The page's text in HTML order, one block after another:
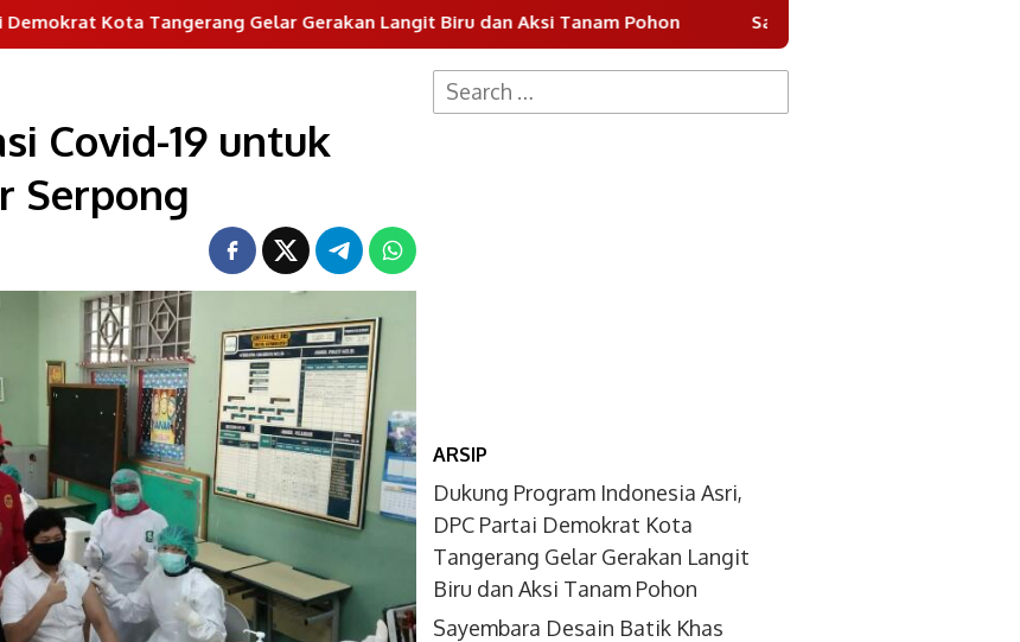
Tangerang Gelar Gerakan Langit Biru dan Aksi Tanam Pohon Sayembara Desain Batik Khas Tangsel
Covid-19 untuk
Serpong
Search
for:
ARSIP
Dukung Program Indonesia Asri,
DPC Partai Demokrat Kota
Tangerang Gelar Gerakan Langit
Biru dan Aksi Tanam Pohon
Sayembara Desain Batik Khas